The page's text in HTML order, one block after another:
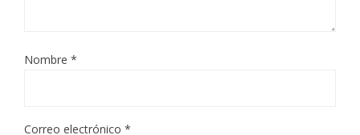
Nombre *
Correo electrónico *